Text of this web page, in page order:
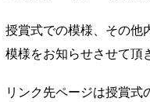
授賞式での模様、その他
模様をお知らせさせて頂
リンク先ページは授賞式